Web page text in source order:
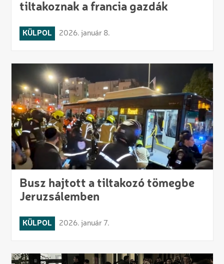
tiltakoznak a francia gazdák
KÜLPOL 2026. január 8.
Busz hajtott a tiltakozó tömegbe
Jeruzsálemben
KÜLPOL 2026. január 7.